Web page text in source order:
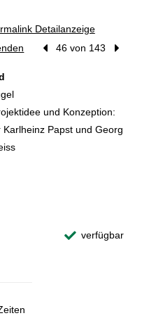
Detailanzeige
Vorheriger Treffer
46 von 143
und Konzeption:
Papst und Georg
verfügbar